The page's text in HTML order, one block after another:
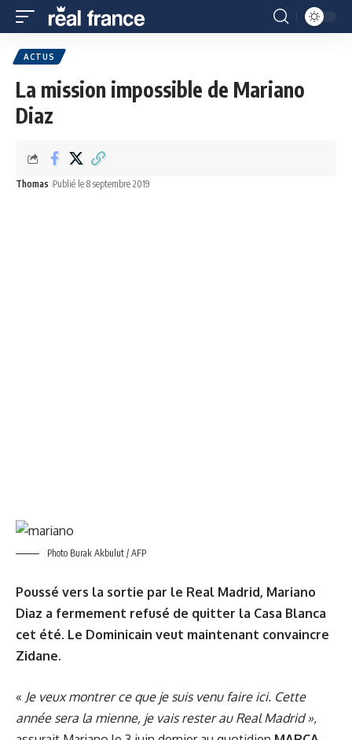
ACTUS
La mission impossible de Mariano
Diaz
Thomas Publié le 8 septembre 2019
Photo Burak Akbulut / AFP
Poussé vers la sortie par le Real Madrid, Mariano
Diaz a fermement refusé de quitter la Casa Blanca
cet été. Le Dominicain veut maintenant convaincre
Zidane.
« Je veux montrer ce que je suis venu faire ici. Cette
année sera la mienne, je vais rester au Real Madrid »,